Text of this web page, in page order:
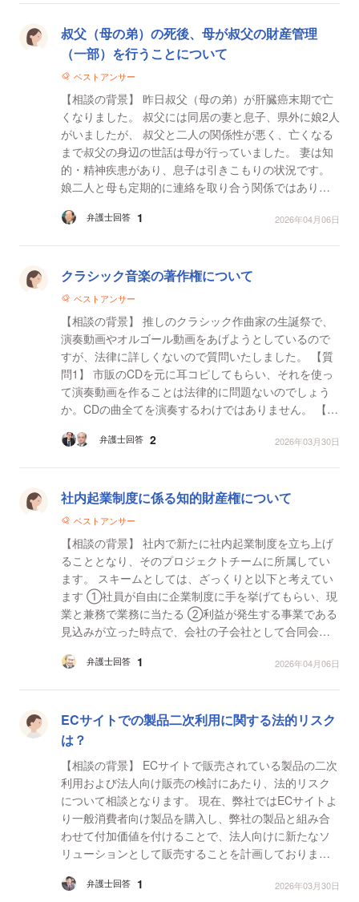
叔父（母の弟）の死後、母が叔父の財産管理
（一部）を行うことについて
ベストアンサー
【相談の背景】 昨日叔父（母の弟）が肝臓癌末期で亡
くなりました。 叔父には同居の妻と息子、県外に娘2人
がいましたが、 叔父と二人の関係性が悪く、亡くなる
まで叔父の身辺の世話は母が行っていました。 妻は知
的・精神疾患があり、息子は引きこもりの状況です。
娘二人と母も定期的に連絡を取り合う関係ではありま
弁護士回答 1 2026年04月06日
クラシック音楽の著作権について
ベストアンサー
【相談の背景】 推しのクラシック作曲家の生誕祭で、
演奏動画やオルゴール動画をあげようとしているので
すが、法律に詳しくないので質問いたしました。 【質
問1】 市販のCDを元に耳コピしてもらい、それを使っ
て演奏動画を作ることは法律的に問題ないのでしょう
か。CDの曲全てを演奏するわけではありません。 【質
弁護士回答 2 2026年03月30日
社内起業制度に係る知的財産権について
ベストアンサー
【相談の背景】 社内で新たに社内起業制度を立ち上げ
ることとなり、そのプロジェクトチームに所属してい
ます。 スキームとしては、ざっくりと以下と考えてい
ます ①社員が自由に企業制度に手を挙げてもらい、現
業と兼務で業務に当たる ②利益が発生する事業である
見込みが立った時点で、会社の子会社として合同会社
で選...弁護士回答 1 2026年04月06日
ECサイトでの製品二次利用に関する法的リスク
は？
【相談の背景】 ECサイトで販売されている製品の二次
利用および法人向け販売の検討にあたり、法的リスク
について相談となります。 現在、弊社ではECサイトよ
り一般消費者向け製品を購入し、弊社の製品と組み合
わせて付加価値を付けることで、法人向けに新たなソ
リューションとして販売することを計画しておりま
せん。 ...弁護士回答 1 2026年03月30日